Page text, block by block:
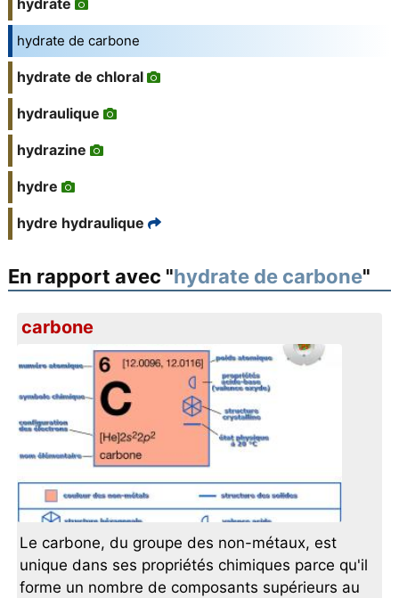
hydrate
hydrate de carbone
hydrate de chloral
hydraulique
hydrazine
hydre
hydre hydraulique
En rapport avec "hydrate de carbone"
carbone
Le carbone, du groupe des non-métaux, est
unique dans ses propriétés chimiques parce qu'il
forme un nombre de composants supérieurs au